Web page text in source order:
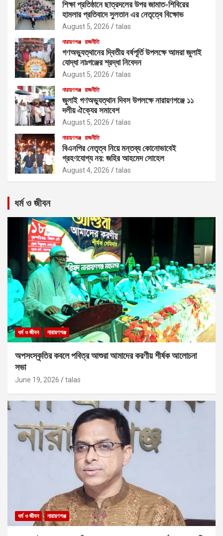
শিক্ষা প্রতিষ্ঠানে ছাত্রদলের উপর জামাত-শিবিরের
হামলার প্রতিবাদে সুলতান এর নেতৃত্বে বিক্ষোভ
August 5, 2026 talas
নারায়ণগঞ্জ রাজনীতি
গণঅভ্যুত্থানের দ্বিতীয় বর্ষপূর্তি উপলক্ষে আমরা জুলাই
যোদ্ধা নাঃগঞ্জের শ্রদ্ধা নিবেদন
August 5, 2026 talas
নারায়ণগঞ্জ রাজনীতি
জুলাই গণঅভ্যুত্থান দিবস উপলক্ষে নারায়ণগঞ্জে ১১
দলীয় ঐক্যের সমাবেশ
August 5, 2026 talas
নারায়ণগঞ্জ রাজনীতি
বিএনপির নেতৃত্ব নিয়ে মন্তব্য কোনোভাবেই
গ্রহণযোগ্য নয়: জহির আহমেদ সোহেল
August 4, 2026 talas
ধর্ম ও জীবন
ধর্ম ও জীবন নারায়ণগঞ্জ
অপসংস্কৃতির কবলে পবিত্র আশুরা আমাদের করণীয় শীর্ষক আলোচনা
সভা
June 19, 2026 talas
ধর্ম ও জীবন নারায়ণগঞ্জ